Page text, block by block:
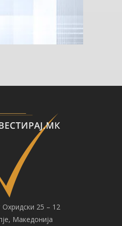
25 – 12
Македонија